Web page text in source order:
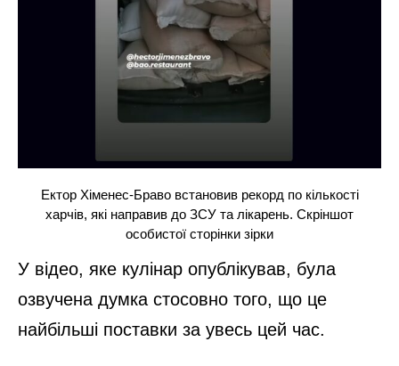
Ектор Хіменес-Браво встановив рекорд по кількості
харчів, які направив до ЗСУ та лікарень. Скріншот
особистої сторінки зірки
У відео, яке кулінар опублікував, була
озвучена думка стосовно того, що це
найбільші поставки за увесь цей час.